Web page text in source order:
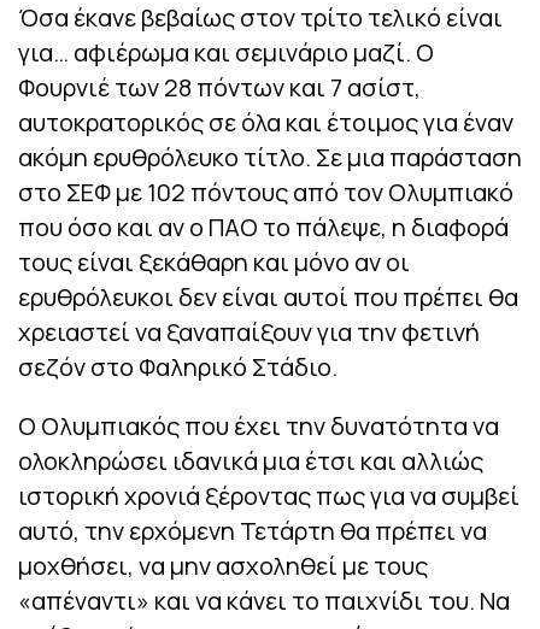
Όσα έκανε βεβαίως στον τρίτο τελικό είναι
για… αφιέρωμα και σεμινάριο μαζί. Ο
Φουρνιέ των 28 πόντων και 7 ασίστ,
αυτοκρατορικός σε όλα και έτοιμος για έναν
ακόμη ερυθρόλευκο τίτλο. Σε μια παράσταση
στο ΣΕΦ με 102 πόντους από τον Ολυμπιακό
που όσο και αν ο ΠΑΟ το πάλεψε, η διαφορά
τους είναι ξεκάθαρη και μόνο αν οι
ερυθρόλευκοι δεν είναι αυτοί που πρέπει θα
χρειαστεί να ξαναπαίξουν για την φετινή
σεζόν στο Φαληρικό Στάδιο.
Ο Ολυμπιακός που έχει την δυνατότητα να
ολοκληρώσει ιδανικά μια έτσι και αλλιώς
ιστορική χρονιά ξέροντας πως για να συμβεί
αυτό, την ερχόμενη Τετάρτη θα πρέπει να
μοχθήσει, να μην ασχοληθεί με τους
«απέναντι» και να κάνει το παιχνίδι του. Να